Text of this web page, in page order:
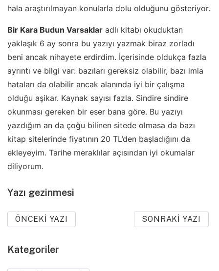
hala araştırılmayan konularla dolu olduğunu gösteriyor.
Bir Kara Budun Varsaklar adlı kitabı okuduktan
yaklaşık 6 ay sonra bu yazıyı yazmak biraz zorladı
beni ancak nihayete erdirdim. İçerisinde oldukça fazla
ayrıntı ve bilgi var: bazıları gereksiz olabilir, bazı imla
hataları da olabilir ancak alanında iyi bir çalışma
olduğu aşikar. Kaynak sayısı fazla. Sindire sindire
okunması gereken bir eser bana göre. Bu yazıyı
yazdığım an da çoğu bilinen sitede olmasa da bazı
kitap sitelerinde fiyatının 20 TL’den başladığını da
ekleyeyim. Tarihe meraklılar açısından iyi okumalar
diliyorum.
Yazı gezinmesi
ÖNCEKI YAZI SONRAKI YAZI
Kategoriler